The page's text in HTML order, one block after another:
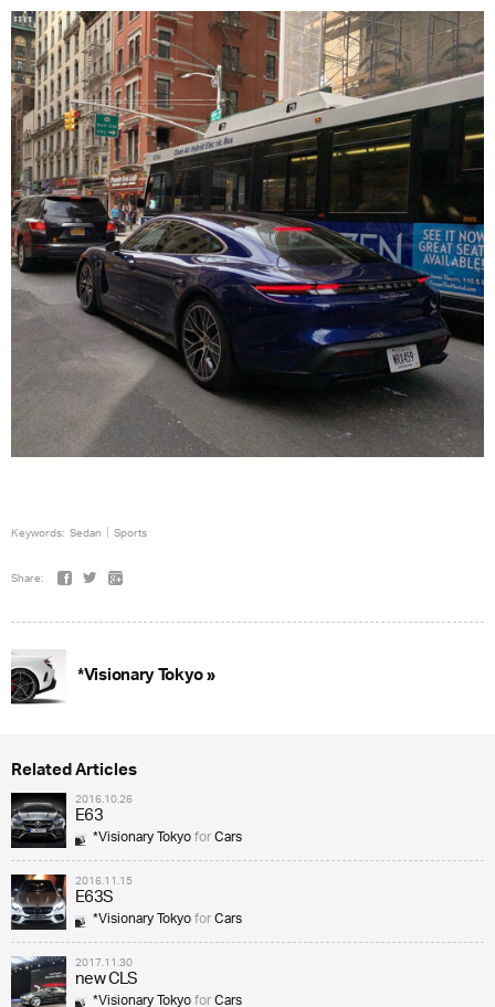
Keywords: Sedan Sports
Share:
*Visionary Tokyo »
Related Articles
2016.10.26
E63
*Visionary TokyoforCars
2016.11.15
E63S
*Visionary TokyoforCars
2017.11.30
new CLS